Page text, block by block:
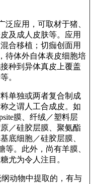
泛应用，可取材于猪、
及成人皮肤等。应用
合移植；切痂创面用
待体外自体表皮细胞培
种到异体真皮上覆盖
。
单独或两者复合制成
之谓人工合成皮。如
膜、纤绒／塑料层
／硅胶层膜、聚氨酯
底细胞／硅胶层膜、
等。此外，尚有羊膜、
尤为令人注目。
纲动物中提取的，有与